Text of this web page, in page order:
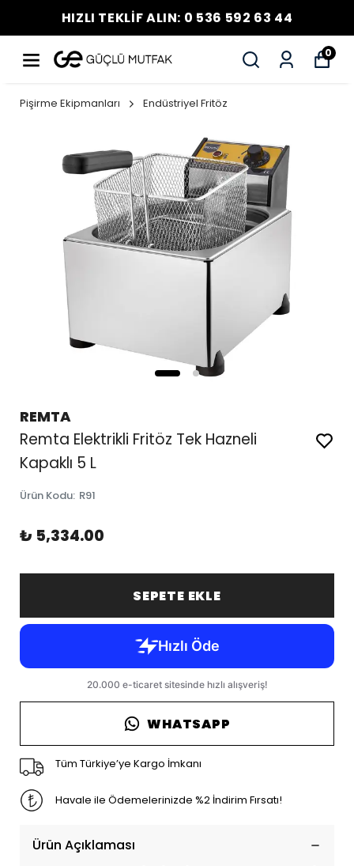
HIZLI TEKLİF ALIN: 0 536 592 63 44
0
Pişirme Ekipmanları Endüstriyel Fritöz
REMTA
Remta Elektrikli Fritöz Tek Hazneli
Kapaklı 5 L
Ürün Kodu: R91
₺ 5,334.00
SEPETE EKLE
WHATSAPP
Tüm Türkiye’ye Kargo İmkanı
Havale ile Ödemelerinizde %2 İndirim Fırsatı!
Ürün Açıklaması